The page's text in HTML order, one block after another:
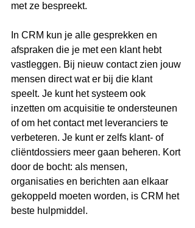
met ze bespreekt.
In CRM kun je alle gesprekken en
afspraken die je met een klant hebt
vastleggen. Bij nieuw contact zien jouw
mensen direct wat er bij die klant
speelt. Je kunt het systeem ook
inzetten om acquisitie te ondersteunen
of om het contact met leveranciers te
verbeteren. Je kunt er zelfs klant- of
cliëntdossiers meer gaan beheren. Kort
door de bocht: als mensen,
organisaties en berichten aan elkaar
gekoppeld moeten worden, is CRM het
beste hulpmiddel.